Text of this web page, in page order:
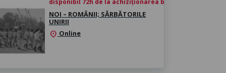
NOI – ROMÂNII; SĂRBĂTORILE
UNIRII
location_on Online